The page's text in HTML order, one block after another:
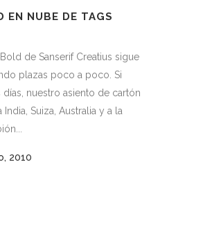
EN NUBE DE TAGS
de Sanserif Creatius sigue
plazas poco a poco. Si
días, nuestro asiento de cartón
India, Suiza, Australia y a la
2010